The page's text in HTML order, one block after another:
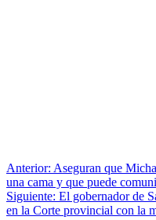
Anterior: Aseguran que
una cama y que puede
Siguiente: El gobernador de
en la Corte provincial con la